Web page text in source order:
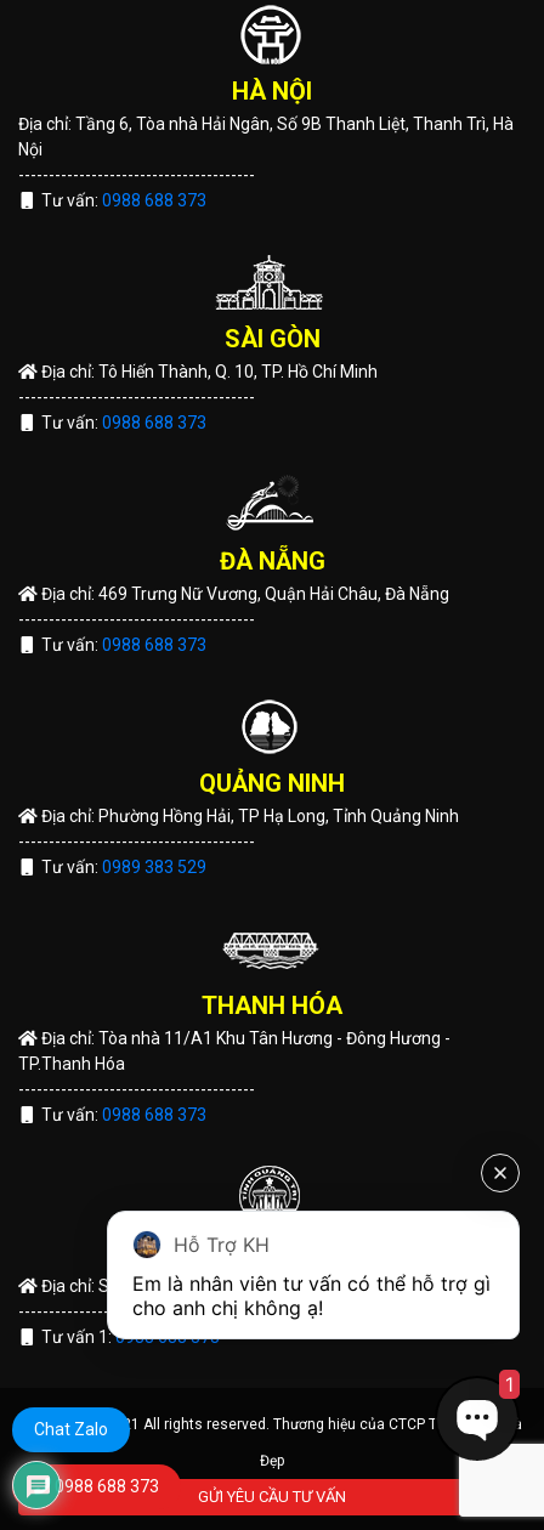
HÀ NỘI
Địa chỉ: Tầng 6, Tòa nhà Hải Ngân, Số 9B Thanh Liệt, Thanh Trì, Hà
Nội
---------------------------------------
Tư vấn: 0988 688 373
SÀI GÒN
Địa chỉ: Tô Hiến Thành, Q. 10, TP. Hồ Chí Minh
---------------------------------------
Tư vấn: 0988 688 373
ĐÀ NẴNG
Địa chỉ: 469 Trưng Nữ Vương, Quận Hải Châu, Đà Nẵng
---------------------------------------
Tư vấn: 0988 688 373
QUẢNG NINH
Địa chỉ: Phường Hồng Hải, TP Hạ Long, Tỉnh Quảng Ninh
---------------------------------------
Tư vấn: 0989 383 529
THANH HÓA
Địa chỉ: Tòa nhà 11/A1 Khu Tân Hương - Đông Hương -
TP.Thanh Hóa
---------------------------------------
Tư vấn: 0988 688 373
QUẢNG TRỊ
Địa chỉ: Số 191 Hùng Vương - TP Đông Hà - Tỉnh Quảng Trị
---------------------------------------
Tư vấn 1:0988 688 373
© Copyright 2021 All rights reserved. Thương hiệu của CTCP Tập Đoàn Nhà
Đẹp
GỬI YÊU CẦU TƯ VẤN
Chat Zalo
0988 688 373
Hỗ Trợ KH
Em là nhân viên tư vấn có thể hỗ trợ gì
cho anh chị không ạ!
1